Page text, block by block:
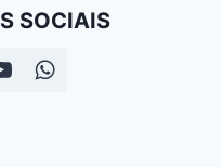
SOCIAIS